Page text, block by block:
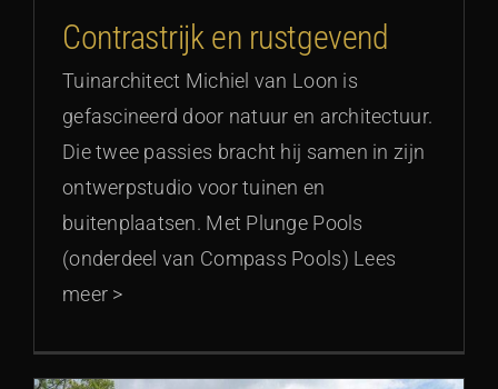
Contrastrijk en rustgevend
Tuinarchitect Michiel van Loon is
gefascineerd door natuur en architectuur.
Die twee passies bracht hij samen in zijn
ontwerpstudio voor tuinen en
buitenplaatsen. Met Plunge Pools
(onderdeel van Compass Pools) Lees
meer >